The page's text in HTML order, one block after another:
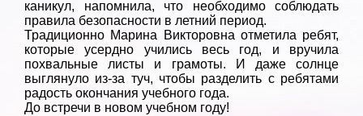
каникул, напомнила, что необходимо соблюдать
правила безопасности в летний период.
Традиционно Марина Викторовна отметила ребят,
которые усердно учились весь год, и вручила
похвальные листы и грамоты. И даже солнце
выглянуло из-за туч, чтобы разделить с ребятами
радость окончания учебного года.
До встречи в новом учебном году!